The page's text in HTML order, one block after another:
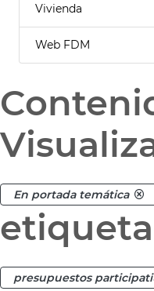
Vivienda
Web FDM
En portada temática
etiqueta
presupuestos